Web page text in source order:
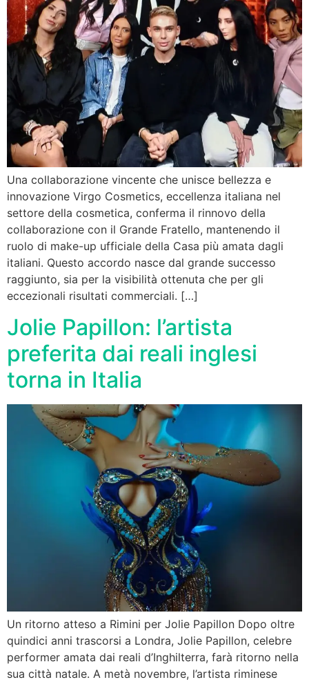
Una collaborazione vincente che unisce bellezza e
innovazione Virgo Cosmetics, eccellenza italiana nel
settore della cosmetica, conferma il rinnovo della
collaborazione con il Grande Fratello, mantenendo il
ruolo di make-up ufficiale della Casa più amata dagli
italiani. Questo accordo nasce dal grande successo
raggiunto, sia per la visibilità ottenuta che per gli
eccezionali risultati commerciali. […]
Jolie Papillon: l’artista
preferita dai reali inglesi
torna in Italia
Un ritorno atteso a Rimini per Jolie Papillon Dopo oltre
quindici anni trascorsi a Londra, Jolie Papillon, celebre
performer amata dai reali d’Inghilterra, farà ritorno nella
sua città natale. A metà novembre, l’artista riminese